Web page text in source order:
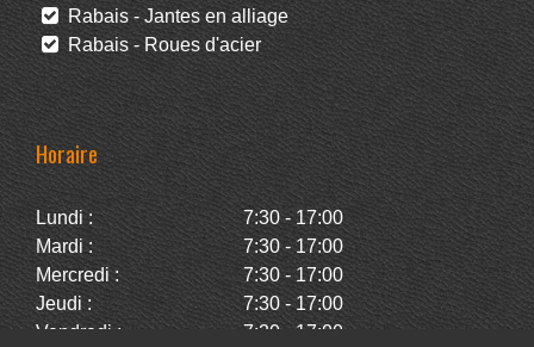
Rabais - Jantes en alliage
Rabais - Roues d'acier
Horaire
Lundi :
7:30 - 17:00
Mardi :
7:30 - 17:00
Mercredi :
7:30 - 17:00
Jeudi :
7:30 - 17:00
Vendredi :
7:30 - 17:00